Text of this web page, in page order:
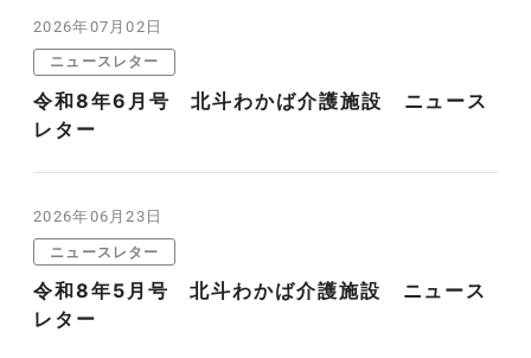
2026年07月02日
ニュースレター
令和8年6月号 北斗わかば介護施設 ニュース
レター
2026年06月23日
ニュースレター
令和8年5月号 北斗わかば介護施設 ニュース
レター